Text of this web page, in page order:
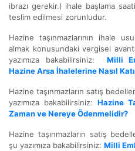
ibrazı gerekir.) ihale başlama
teslim edilmesi zorunludur.
Hazine taşınmazlarının ihale
almak konusundaki vergisel
yazımıza bakabilirsiniz: Milli
Hazine Arsa İhalelerine Nasıl
Hazine taşınmazların satış
yazımıza bakabilirsiniz: Hazine
Zaman ve Nereye Ödenmelidir?
Hazine taşınmazların satış
şu yazımıza bakabilirsiniz: Milli